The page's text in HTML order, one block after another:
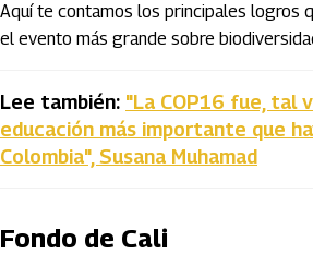
Aquí te contamos los principales logros
el evento más grande sobre
Lee también: "La COP16 fue, tal
educación más importante que
Colombia", Susana Muhamad
Fondo de Cali